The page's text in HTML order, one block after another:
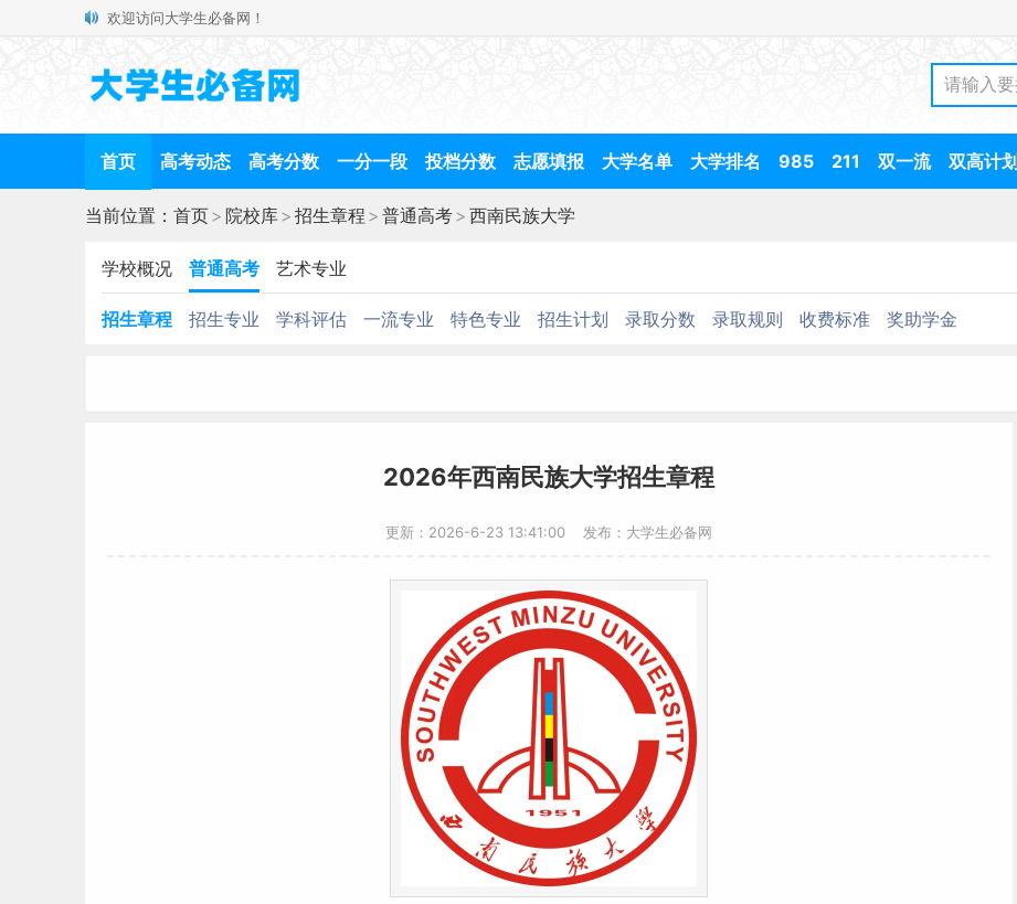
欢迎访问大学生必备网！
首页 高考动态 高考分数 一分一段 投档分数 志愿填报 大学名单 大学排名 985 211 双一流 双高计划
当前位置： 首页> 院校库> 招生章程 > 普通高考> 西南民族大学
学校概况 普通高考 艺术专业
招生章程 招生专业 学科评估 一流专业 特色专业 招生计划 录取分数 录取规则 收费标准 奖助学金
2026年西南民族大学招生章程
更新：2026-6-23 13:41:00 发布：大学生必备网